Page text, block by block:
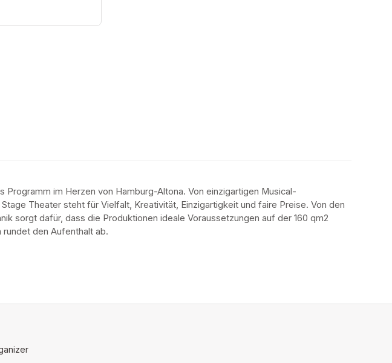
im Herzen von Hamburg-Altona. Von einzigartigen Musical-
Theater steht für Vielfalt, Kreativität, Einzigartigkeit und faire Preise. Von den
sorgt dafür, dass die Produktionen ideale Voraussetzungen auf der 160 qm2
den Aufenthalt ab.